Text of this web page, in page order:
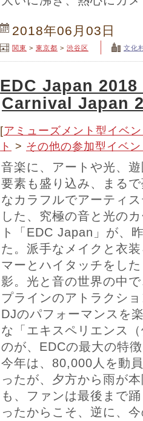
2018年06月03日
関東 > 東京都 > 渋谷区 文化
EDC Japan
Carnival Japan
[アミューズメント型イベ
ト > その他の参加型イベ
音楽に、アートや光、
要素も盛り込み、まる
なカラフルでアーティ
した、究極の音と光の
ト「EDC Japan」が、
た。派手なメイクと衣
マーとハイタッチをし
影。光と音の世界の中
プラインのアトラクシ
DJのパフォーマンスを
な「エキスペリエンス
のが、EDCの最大の特
今年は、80,000人を動
ったが、夕方から雨が
も、ファンは最後まで
ったからこそ、逆に、